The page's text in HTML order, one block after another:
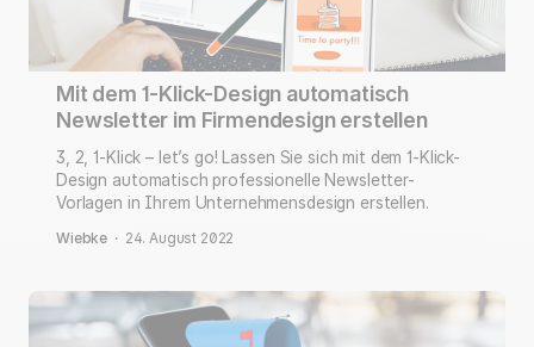
Mit dem 1-Klick-Design automatisch
Newsletter im Firmendesign erstellen
3, 2, 1-Klick – let’s go! Lassen Sie sich mit dem 1-Klick-
Design automatisch professionelle Newsletter-
Vorlagen in Ihrem Unternehmensdesign erstellen.
Wiebke · 24. August 2022